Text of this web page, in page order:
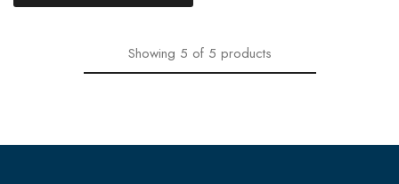
Showing 5 of 5 products